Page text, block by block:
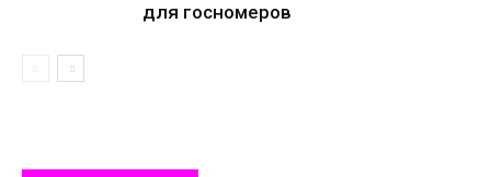
для госномеров